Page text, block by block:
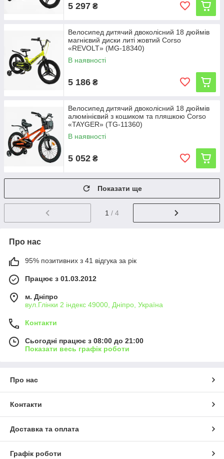
5 297 ₴
Велосипед дитячий двоколісний 18 дюймів
магнієвий диски литі жовтий Corso
«REVOLT» (MG-18340)
В наявності
5 186 ₴
Велосипед дитячий двоколісний 18 дюймів
алюмінієвий з кошиком та пляшкою Corso
«TAYGER» (TG-11360)
В наявності
5 052 ₴
Показати ще
1 / 4
Про нас
95% позитивних з 41 відгука за рік
Працює з 01.03.2012
м. Дніпро
вул.Глінки 2 індекс 49000, Дніпро, Україна
Контакти
Сьогодні працює з 08:00 до 21:00
Показати весь графік роботи
Про нас
Контакти
Доставка та оплата
Графік роботи